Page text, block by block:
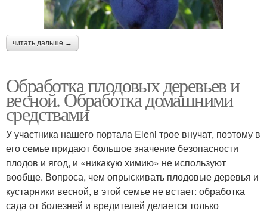
читать дальше →
Обработка плодовых деревьев и
весной. Обработка домашними
средствами
У участника нашего портала Eleni трое внучат, поэтому в
его семье придают большое значение безопасности
плодов и ягод, и «никакую химию» не используют
вообще. Вопроса, чем опрыскивать плодовые деревья и
кустарники весной, в этой семье не встает: обработка
сада от болезней и вредителей делается только